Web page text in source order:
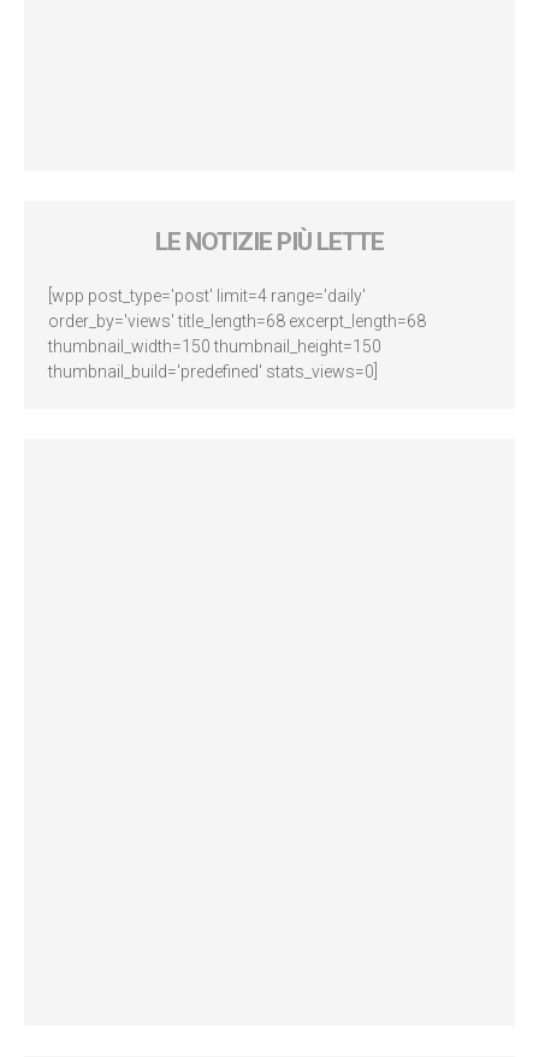
LE NOTIZIE PIÙ LETTE
[wpp post_type='post' limit=4 range='daily'
order_by='views' title_length=68 excerpt_length=68
thumbnail_width=150 thumbnail_height=150
thumbnail_build='predefined' stats_views=0]